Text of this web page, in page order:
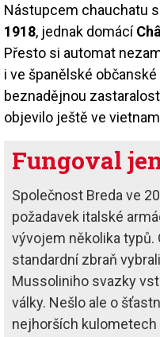
Nástupcem chauchatu
1918, jednak domácí
Přesto si automat
i ve španělské
beznadějnou
objevilo ještě ve
Fungoval
Společnost Breda ve
požadavek italské
vývojem několika typů.
standardní zbraň vybrali
Mussoliniho svazky
války. Nešlo ale o
nejhorších